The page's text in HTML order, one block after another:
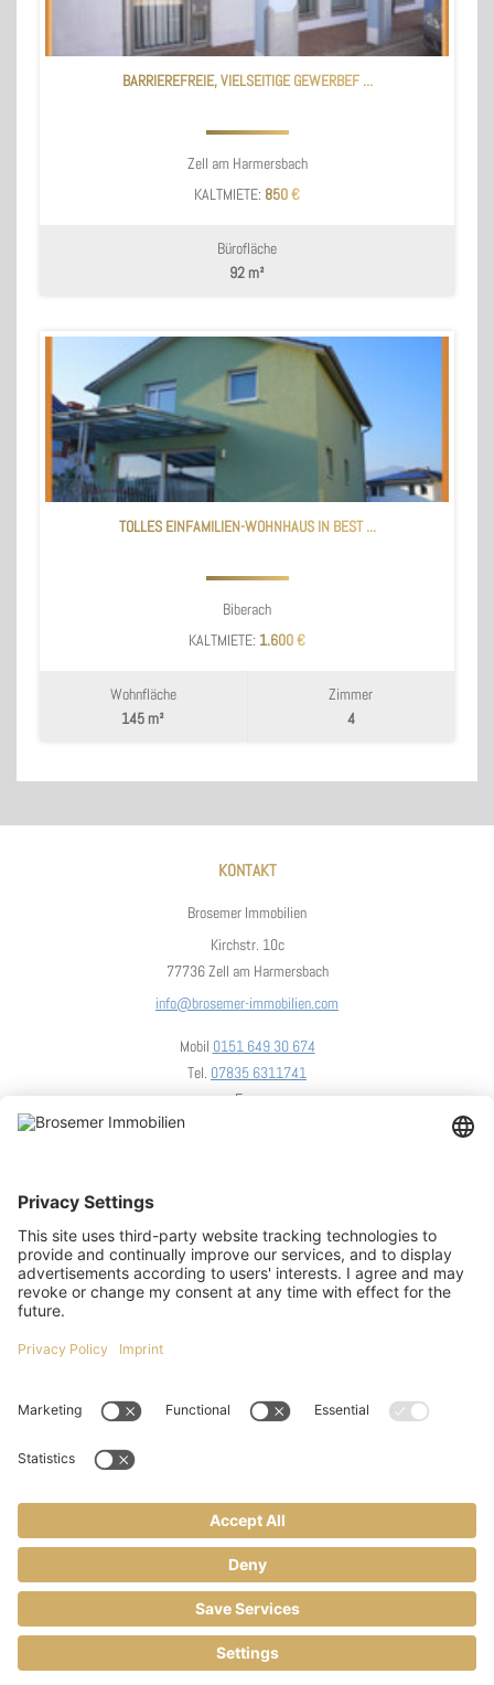
BARRIEREFREIE, VIELSEITIGE GEWERBEF ...
Zell am Harmersbach
KALTMIETE: 850 €
Bürofläche
92 m²
TOLLES EINFAMILIEN-WOHNHAUS IN BEST ...
Biberach
KALTMIETE: 1.600 €
Wohnfläche
145 m²
Zimmer
4
KONTAKT
Brosemer Immobilien
Kirchstr. 10c
77736 Zell am Harmersbach
info@brosemer-immobilien.com
Mobil 0151 649 30 674
Tel. 07835 6311741
Fax.
We need your consent to load the
OpenStreetMap service!
Accept
powered by
Impressum Datenschutz
BROSEMER IMMOBILIEN - COPYRIGHT 2026
IMMOBILIENSOFTWARE & WEBDESIGN POWERED BY